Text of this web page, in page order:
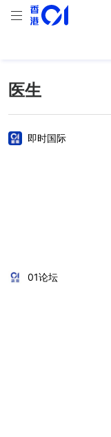
医生
即时国际
01论坛